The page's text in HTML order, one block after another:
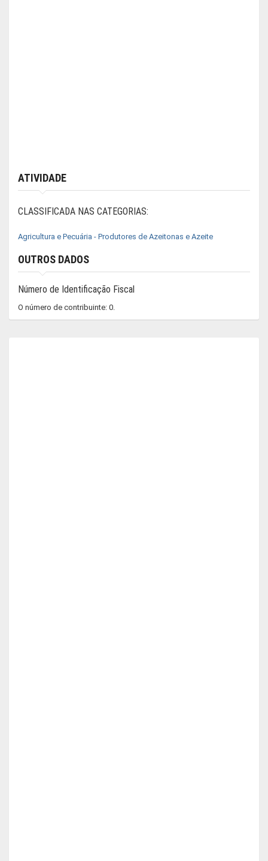
ATIVIDADE
CLASSIFICADA NAS CATEGORIAS:
Agricultura e Pecuária - Produtores de Azeitonas e Azeite
OUTROS DADOS
Número de Identificação Fiscal
O número de contribuinte: 0.